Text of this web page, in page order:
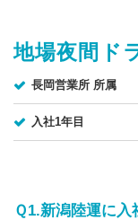
地場夜間ド
長岡営業所 所属
入社1年目
Ｑ1.新潟陸運に入